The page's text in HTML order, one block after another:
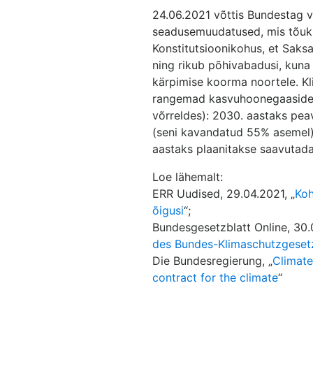
24.06.2021 võttis Bundestag
seadusemuudatused, mis
Konstitutsioonikohus, et
ning rikub põhivabadusi,
kärpimise koorma noortele.
rangemad
võrreldes): 2030. aastaks
(seni kavandatud 55%
aastaks plaanitakse
Loe lähemalt:
ERR Uudised, 29.04.2021, „
õigusi“;
Bundesgesetzblatt Online,
des Bundes-
Die Bundesregierung, „
contract for the climate“